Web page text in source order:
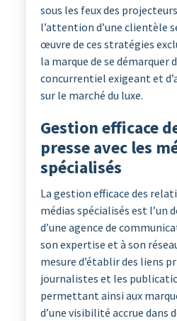
sous les feux des
l’attention d’une clientèle
œuvre de ces stratégies
la marque de se démarquer
concurrentiel exigeant et
sur le marché du luxe.
Gestion efficace
presse avec les
spécialisés
La gestion efficace des
médias spécialisés est l’un
d’une agence de
son expertise et à son
mesure d’établir des liens
journalistes et les
permettant ainsi aux
d’une visibilité accrue dans